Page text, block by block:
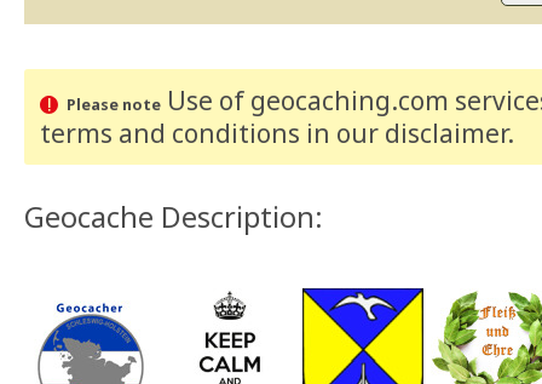
Please noteUse of geocaching.com
terms and conditions in our disclaimer.
Geocache Description: